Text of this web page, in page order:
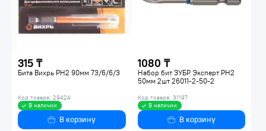
315 ₸
Бита Вихрь PH2 90мм 73/6/6/3
Код товара: 29424
В наличии
В корзину
1080 ₸
Набор бит ЗУБР Эксперт PH2
50мм 2шт 26011-2-50-2
Код товара: 31197
В наличии
В корзину